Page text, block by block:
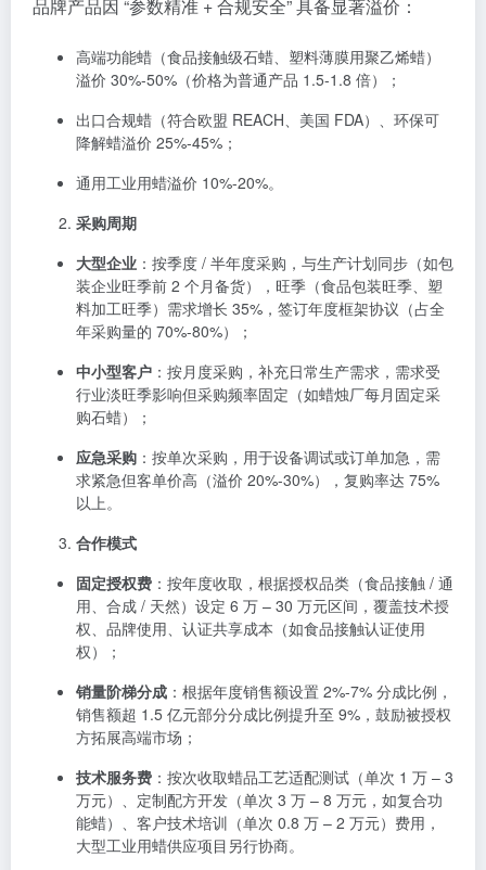
品牌产品因 “参数精准 + 合规安全” 具备显著溢价：
高端功能蜡（食品接触级石蜡、塑料薄膜用聚乙烯蜡）
溢价 30%-50%（价格为普通产品 1.5-1.8 倍）；
出口合规蜡（符合欧盟 REACH、美国 FDA）、环保可
降解蜡溢价 25%-45%；
通用工业用蜡溢价 10%-20%。
采购周期
大型企业 ：按季度 / 半年度采购，与生产计划同步（如包
装企业旺季前 2 个月备货），旺季（食品包装旺季、塑
料加工旺季）需求增长 35%，签订年度框架协议（占全
年采购量的 70%-80%）；
中小型客户 ：按月度采购，补充日常生产需求，需求受
行业淡旺季影响但采购频率固定（如蜡烛厂每月固定采
购石蜡）；
应急采购 ：按单次采购，用于设备调试或订单加急，需
求紧急但客单价高（溢价 20%-30%），复购率达 75%
以上。
合作模式
固定授权费 ：按年度收取，根据授权品类（食品接触 / 通
用、合成 / 天然）设定 6 万 – 30 万元区间，覆盖技术授
权、品牌使用、认证共享成本（如食品接触认证使用
权）；
销量阶梯分成 ：根据年度销售额设置 2%-7% 分成比例，
销售额超 1.5 亿元部分分成比例提升至 9%，鼓励被授权
方拓展高端市场；
技术服务费 ：按次收取蜡品工艺适配测试（单次 1 万 – 3
万元）、定制配方开发（单次 3 万 – 8 万元，如复合功
能蜡）、客户技术培训（单次 0.8 万 – 2 万元）费用，
大型工业用蜡供应项目另行协商。